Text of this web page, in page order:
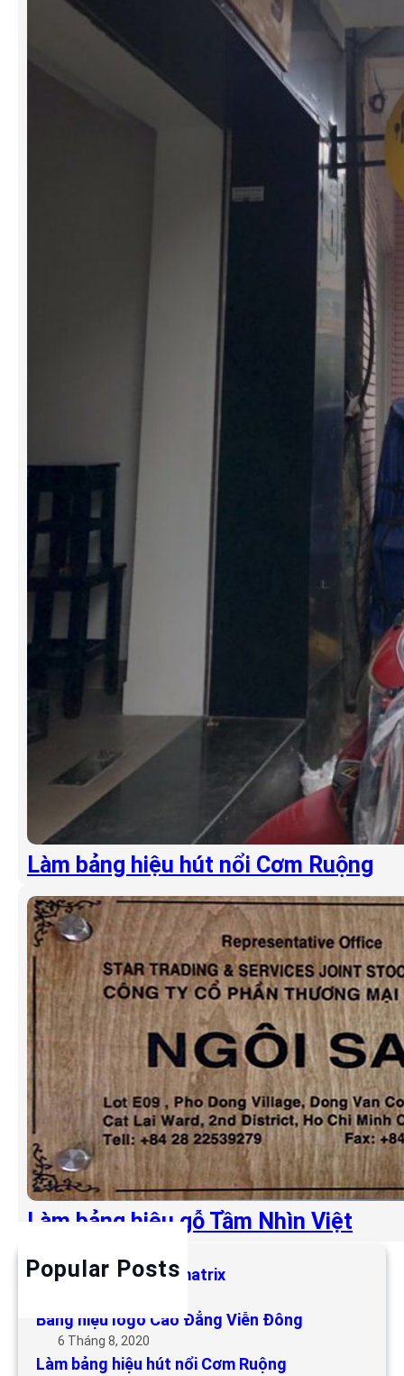
Làm bảng hiệu hút nổi Cơm Ruộng
Làm bảng hiệu gỗ Tầm Nhìn Việt
Popular Posts
Làm bảng hiệu LED matrix
Bảng hiệu logo Cao Đẳng Viễn Đông
6 Tháng 8, 2020
Làm bảng hiệu hút nổi Cơm Ruộng